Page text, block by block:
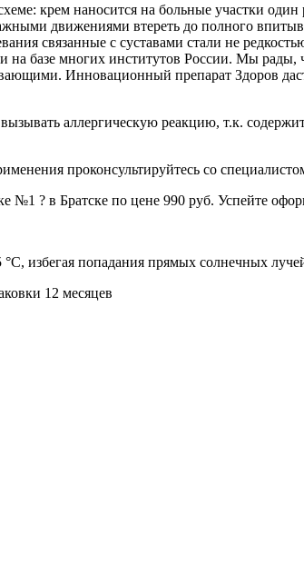
крем наносится на больные участки
движениями втереть до полного
связанные с суставами стали не
базе многих институтов России. Мы
Инновационный препарат Здоров
аллергическую реакцию, т.к.
проконсультируйтесь со
№1 ? в Братске по цене 990 руб. Успейте
избегая попадания прямых солнечных
12 месяцев